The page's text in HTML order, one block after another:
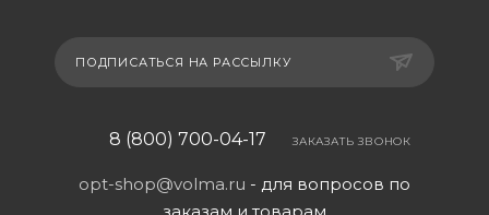
ПОДПИСАТЬСЯ НА РАССЫЛКУ
8 (800) 700-04-17 ЗАКАЗАТЬ ЗВОНОК
opt-shop@volma.ru - для вопросов по